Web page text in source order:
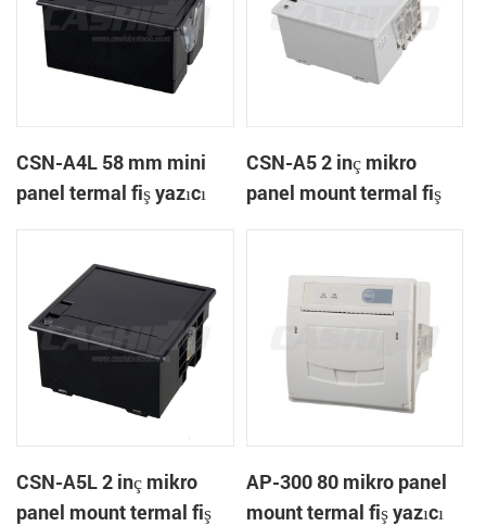
CSN-A4L 58 mm mini
panel termal fiş yazıcı
CSN-A5 2 inç mikro
panel mount termal fiş
CSN-A5L 2 inç mikro
panel mount termal fiş
AP-300 80 mikro panel
mount termal fiş yazıcı